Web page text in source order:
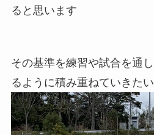
ると思います
その基準を練習や試合を通
るように積み重ねていきた